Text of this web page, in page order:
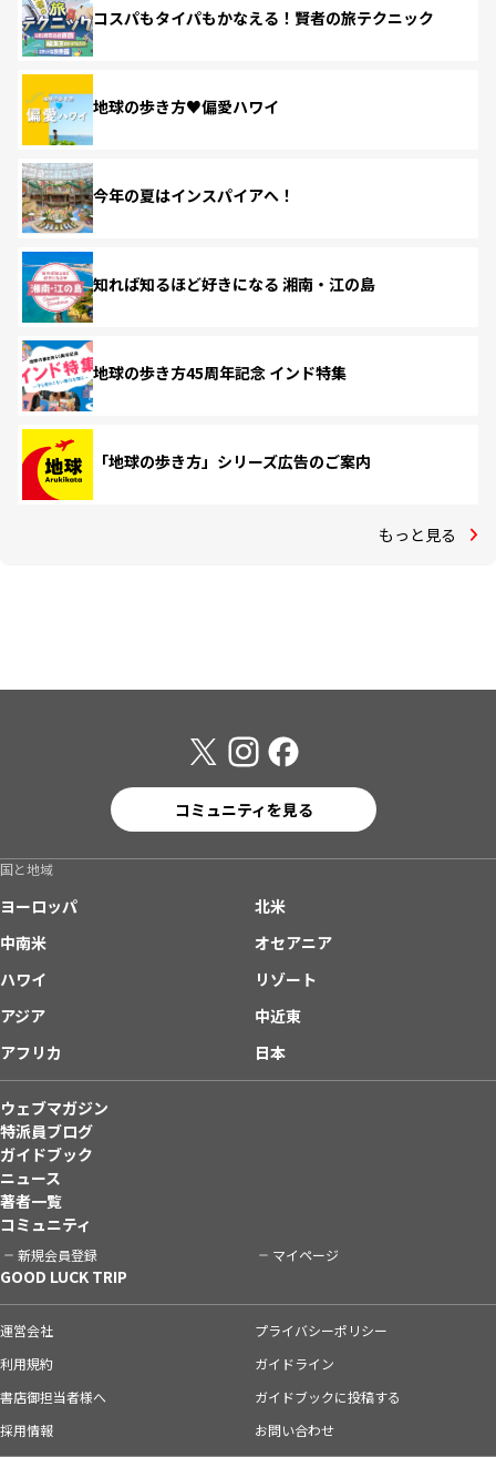
コスパもタイパもかなえる！賢者の旅テクニック
地球の歩き方♥偏愛ハワイ
今年の夏はインスパイアへ！
知れば知るほど好きになる 湘南・江の島
地球の歩き方45周年記念 インド特集
「地球の歩き方」シリーズ広告のご案内
もっと見る
コミュニティを見る
国と地域
ヨーロッパ
北米
中南米
オセアニア
ハワイ
リゾート
アジア
中近東
アフリカ
日本
ウェブマガジン
特派員ブログ
ガイドブック
ニュース
著者一覧
コミュニティ
新規会員登録 マイページ
GOOD LUCK TRIP
運営会社
プライバシーポリシー
利用規約
ガイドライン
書店御担当者様へ
ガイドブックに投稿する
採用情報
お問い合わせ